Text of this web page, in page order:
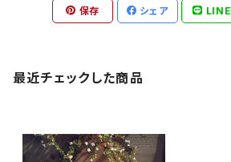
保存 シェア LINE
最近チェックした商品